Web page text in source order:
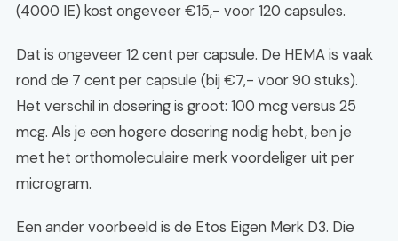
(4000 IE) kost ongeveer €15,- voor 120 capsules.
Dat is ongeveer 12 cent per capsule. De HEMA is vaak
rond de 7 cent per capsule (bij €7,- voor 90 stuks).
Het verschil in dosering is groot: 100 mcg versus 25
mcg. Als je een hogere dosering nodig hebt, ben je
met het orthomoleculaire merk voordeliger uit per
microgram.
Een ander voorbeeld is de Etos Eigen Merk D3. Die